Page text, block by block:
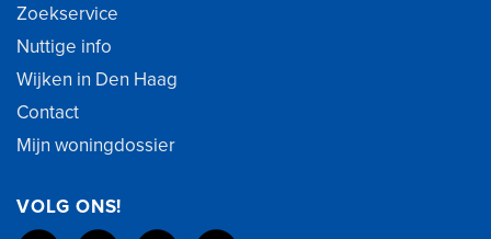
Zoekservice
Nuttige info
Wijken in Den Haag
Contact
Mijn woningdossier
VOLG ONS!